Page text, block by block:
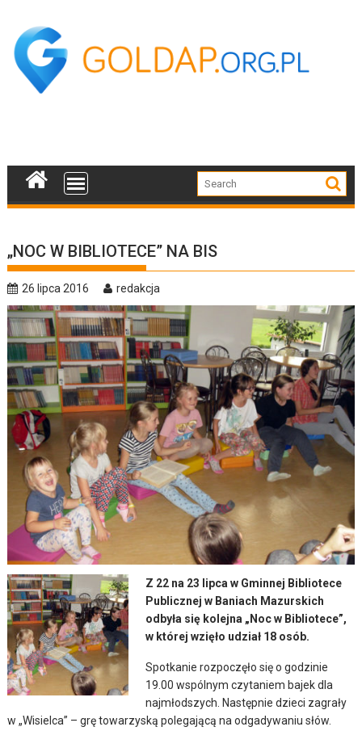
content
„NOC W BIBLIOTECE” NA BIS
26 lipca 2016 redakcja
Z 22 na 23 lipca w Gminnej Bibliotece
Publicznej w Baniach Mazurskich
odbyła się kolejna „Noc w Bibliotece”,
w której wzięło udział 18 osób.
Spotkanie rozpoczęło się o godzinie
19.00 wspólnym czytaniem bajek dla
najmłodszych. Następnie dzieci zagrały
w „Wisielca” – grę towarzyską polegającą na odgadywaniu słów.